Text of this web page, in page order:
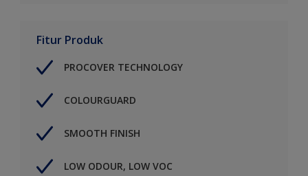
Fitur Produk
PROCOVER TECHNOLOGY
COLOURGUARD
SMOOTH FINISH
LOW ODOUR, LOW VOC